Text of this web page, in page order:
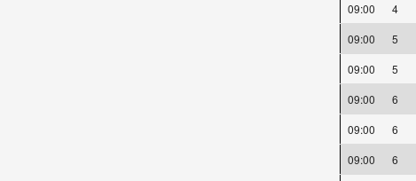
09:00
4
09:00
5
09:00
5
09:00
6
09:00
6
09:00
6